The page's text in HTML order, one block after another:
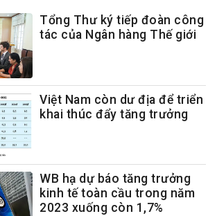
Tổng Thư ký tiếp đoàn công
tác của Ngân hàng Thế giới
Việt Nam còn dư địa để triển
khai thúc đẩy tăng trưởng
WB hạ dự báo tăng trưởng
kinh tế toàn cầu trong năm
2023 xuống còn 1,7%